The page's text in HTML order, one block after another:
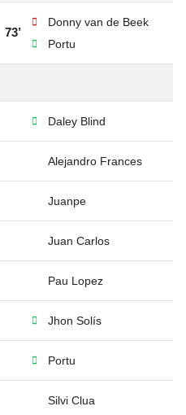
73’
Donny van de Beek
Portu
Daley Blind
Alejandro Frances
Juanpe
Juan Carlos
Pau Lopez
Jhon Solís
Portu
Silvi Clua